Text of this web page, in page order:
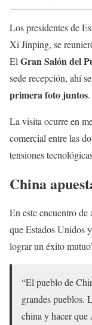
Los presidentes de
Xi Jinping, se
El Gran Salón del
sede recepción, ahí
primera foto juntos.
La visita ocurre en
comercial entre las
tensiones
China
En este encuentro
que Estados Unidos y
lograr un éxito
“El pueblo de
grandes pueblos.
china y hacer que